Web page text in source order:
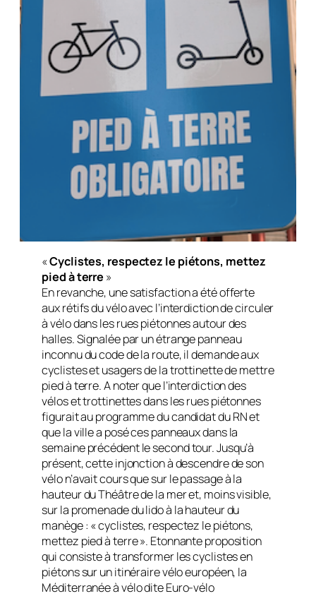
«Cyclistes, respectez le piétons, mettez
pied à terre »
En revanche, une satisfaction a été offerte
aux rétifs du vélo avec l’interdiction de circuler
à vélo dans les rues piétonnes autour des
halles. Signalée par un étrange panneau
inconnu du code de la route, il demande aux
cyclistes et usagers de la trottinette de mettre
pied à terre. A noter que l’interdiction des
vélos et trottinettes dans les rues piétonnes
figurait au programme du candidat du RN et
que la ville a posé ces panneaux dans la
semaine précédent le second tour. Jusqu’à
présent, cette injonction à descendre de son
vélo n’avait cours que sur le passage à la
hauteur du Théâtre de la mer et, moins visible,
sur la promenade du lido à la hauteur du
manège : « cyclistes, respectez le piétons,
mettez pied à terre ». Etonnante proposition
qui consiste à transformer les cyclistes en
piétons sur un itinéraire vélo européen, la
Méditerranée à vélo dite Euro-vélo